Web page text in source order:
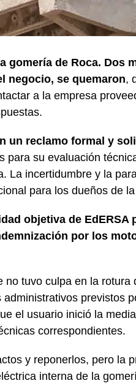
gomería de Roca. Dos
negocio, se quemaron,
a la empresa
un reclamo formal y
para su evaluación
La incertidumbre y la
para los dueños de
objetiva de EdERSA
por los
no tuvo culpa en la rotura
previstos
el usuario inició la
correspondientes.
y reponerlos, pero la
interna de la